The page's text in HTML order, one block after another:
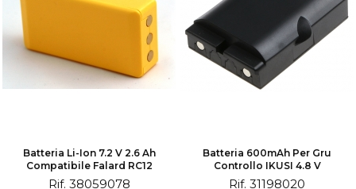
Batteria Li-Ion 7.2 V 2.6 Ah
Compatibile Falard RC12
Rif. 38059078
Batteria 600mAh Per Gru
Controllo IKUSI 4.8 V
Rif. 31198020